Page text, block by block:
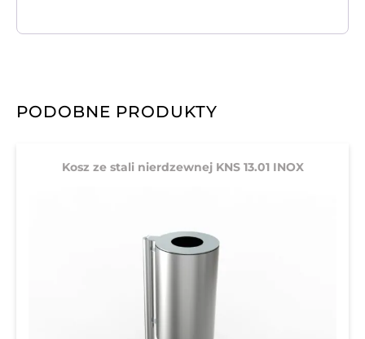
PODOBNE PRODUKTY
Kosz ze stali nierdzewnej KNS 13.01 INOX